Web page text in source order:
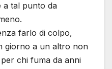
a tal punto da
farlo di colpo,
giorno a un altro non
chi fuma da anni